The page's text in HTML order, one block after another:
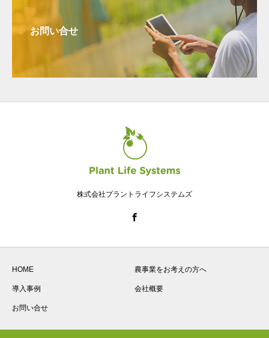
お問い合せ
株式会社プラントライフシステムズ
HOME 農事業をお考えの方へ
導入事例 会社概要
お問い合せ